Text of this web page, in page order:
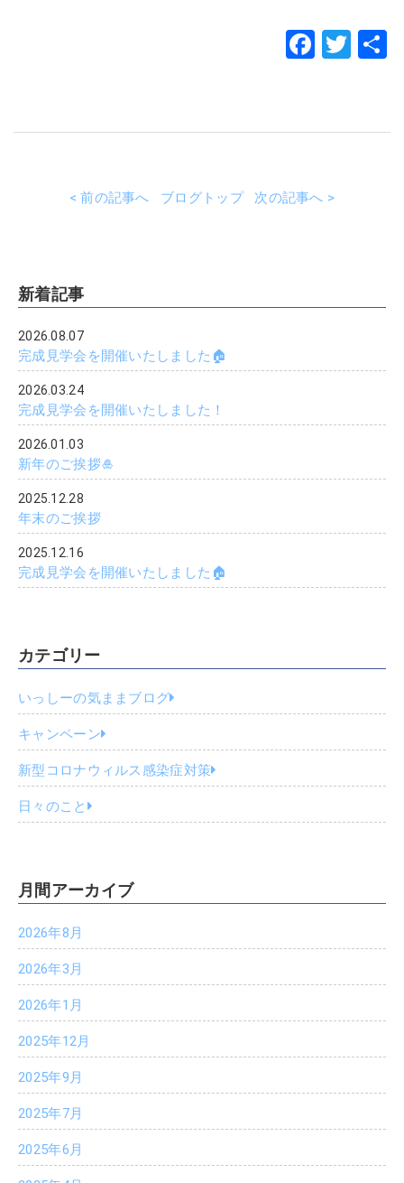
< 前の記事へ ブログトップ 次の記事へ >
新着記事
2026.08.07
完成見学会を開催いたしました🏠
2026.03.24
完成見学会を開催いたしました！
2026.01.03
新年のご挨拶🎍
2025.12.28
年末のご挨拶
2025.12.16
完成見学会を開催いたしました🏠
カテゴリー
いっしーの気ままブログ
キャンペーン
新型コロナウィルス感染症対策
日々のこと
月間アーカイブ
2026年8月
2026年3月
2026年1月
2025年12月
2025年9月
2025年7月
2025年6月